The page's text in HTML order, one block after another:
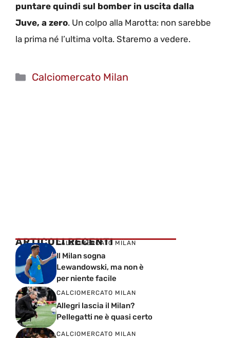
puntare quindi sul bomber in uscita dalla
Juve, a zero. Un colpo alla Marotta: non sarebbe
la prima né l’ultima volta. Staremo a vedere.
Categorie
Calciomercato Milan
ARTICOLI RECENTI
CALCIOMERCATO MILAN
Il Milan sogna
Lewandowski, ma non è
per niente facile
CALCIOMERCATO MILAN
Allegri lascia il Milan?
Pellegatti ne è quasi certo
CALCIOMERCATO MILAN